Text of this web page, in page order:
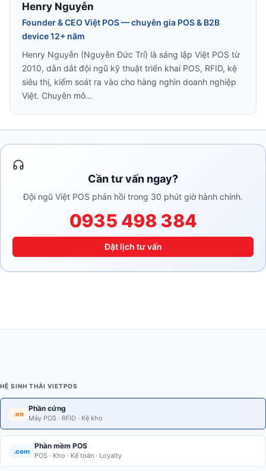
Henry Nguyễn
Founder & CEO Việt POS — chuyên gia POS & B2B
device 12+ năm
Henry Nguyễn (Nguyễn Đức Trí) là sáng lập Việt POS từ
2010, dẫn dắt đội ngũ kỹ thuật triển khai POS, RFID, kệ
siêu thị, kiểm soát ra vào cho hàng nghìn doanh nghiệp
Việt. Chuyên mô…
Cần tư vấn ngay?
Đội ngũ Việt POS phản hồi trong 30 phút giờ hành chính.
0935 498 384
Đặt lịch tư vấn
HỆ SINH THÁI VIETPOS
.vn
Phần cứng
Máy POS · RFID · Kệ kho
.com
Phần mềm POS
POS · Kho · Kế toán · Loyalty